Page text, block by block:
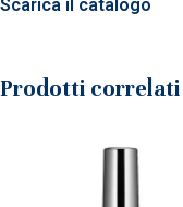
Scarica il catalogo
Prodotti correlati